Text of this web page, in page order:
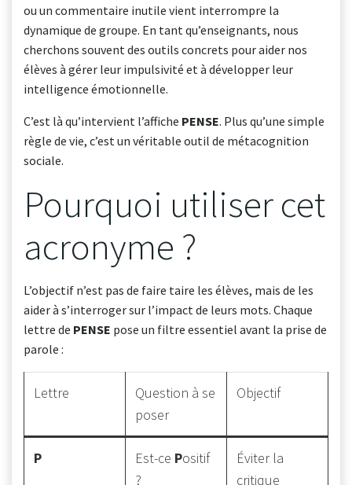
ou un commentaire inutile vient interrompre la
dynamique de groupe. En tant qu’enseignants, nous
cherchons souvent des outils concrets pour aider nos
élèves à gérer leur impulsivité et à développer leur
intelligence émotionnelle.
C’est là qu’intervient l’affiche PENSE. Plus qu’une simple
règle de vie, c’est un véritable outil de métacognition
sociale.
Pourquoi utiliser cet
acronyme ?
L’objectif n’est pas de faire taire les élèves, mais de les
aider à s’interroger sur l’impact de leurs mots. Chaque
lettre de PENSE pose un filtre essentiel avant la prise de
parole :
Lettre
Question à se
poser
Objectif
P Est-ce Positif
?
Éviter la
critique